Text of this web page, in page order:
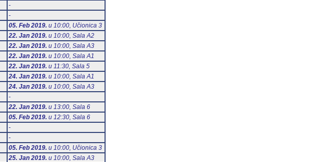
-
-
05. Feb 2019.u 10:00, Učionica 3
22. Jan 2019.u 10:00, Sala А2
22. Jan 2019.u 10:00, Sala А3
22. Jan 2019.u 10:00, Sala А1
22. Jan 2019.u 11:30, Sala 5
24. Jan 2019.u 10:00, Sala А1
24. Jan 2019.u 10:00, Sala А3
-
22. Jan 2019.u 13:00, Sala 6
05. Feb 2019.u 12:30, Sala 6
-
-
05. Feb 2019.u 10:00, Učionica 3
25. Jan 2019.u 10:00, Sala А3